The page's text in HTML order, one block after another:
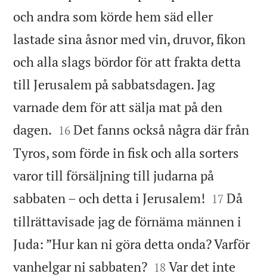
och andra som körde hem säd eller
lastade sina åsnor med vin, druvor, fikon
och alla slags bördor för att frakta detta
till Jerusalem på sabbatsdagen. Jag
varnade dem för att sälja mat på den
dagen. 

16 Det fanns också några där från
Tyros, som förde in fisk och alla sorters
varor till försäljning till judarna på
sabbaten – och detta i Jerusalem! 

17 Då
tillrättavisade jag de förnäma männen i
Juda: ”Hur kan ni göra detta onda? Varför
vanhelgar ni sabbaten?
18 Var det inte